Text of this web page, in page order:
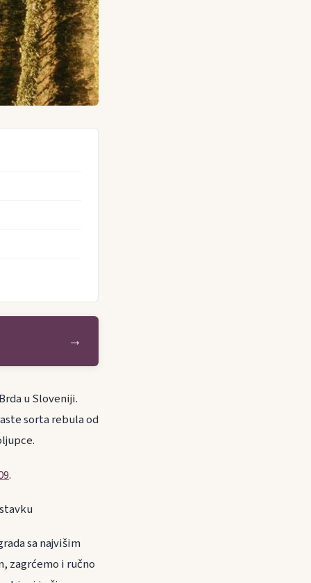
→
u Sloveniji.
sorta rebula od
.
sa najvišim
zagrćemo i ručno